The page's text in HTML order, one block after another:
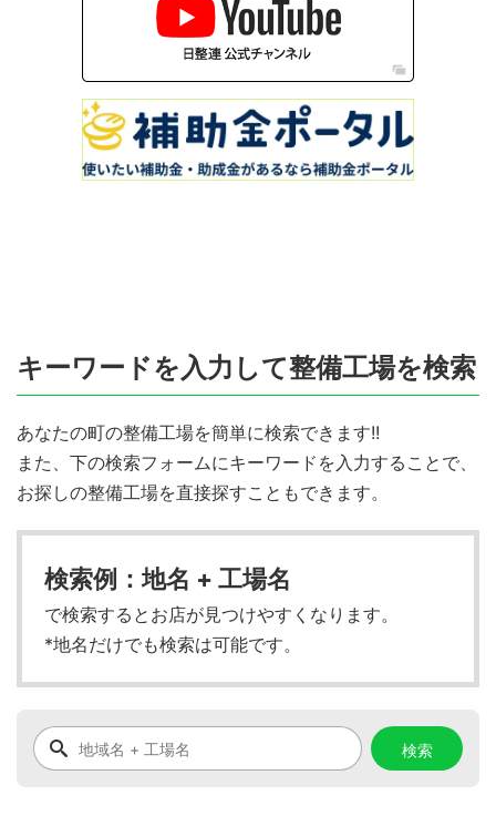
キーワードを入力して整備工場を検索
あなたの町の整備工場を簡単に検索できます!!
また、下の検索フォームにキーワードを入力することで、
お探しの整備工場を直接探すこともできます。
検索例：地名 + 工場名
で検索するとお店が見つけやすくなります。
*地名だけでも検索は可能です。